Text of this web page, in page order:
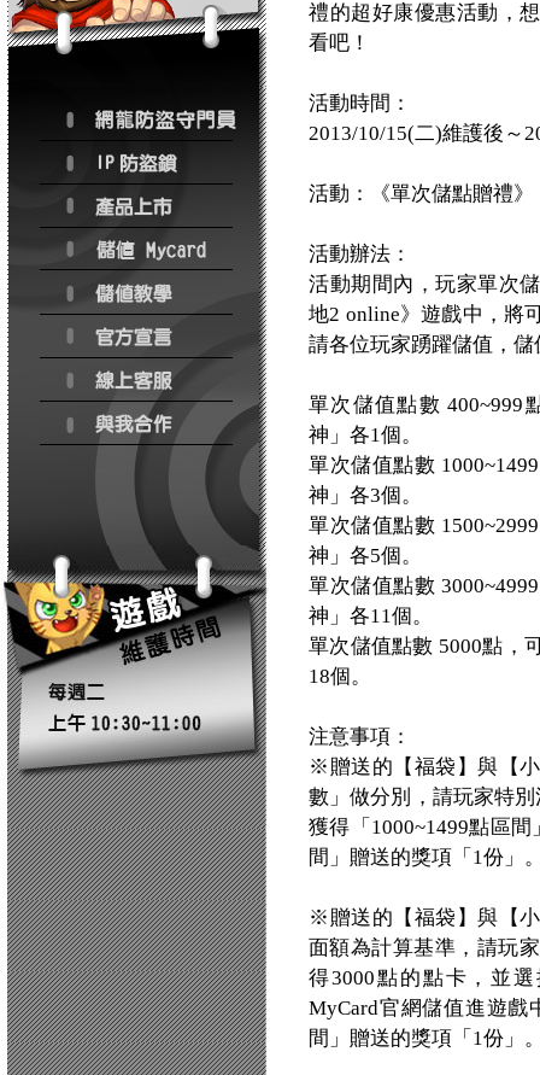
禮的超好康優惠活動，
看吧！
活動時間：
2013/10/15(二)維護後～
活動：《單次儲點贈禮》
活動辦法：
活動期間內，玩家單次
地2 online》遊戲中，將
請各位玩家踴躍儲值，
單次儲值點數 400~999
神」各1個。
單次儲值點數
神」各3個。
單次儲值點數
神」各5個。
單次儲值點數
神」各11個。
單次儲值點數 5000點，
18個。
注意事項：
※贈送的【福袋】與【
數」做分別，請玩家特
獲得「1000~1499點區
間」贈送的獎項「1份」
※贈送的【福袋】與【
面額為計算基準，請玩
得3000點的點卡，並
MyCard官網儲值進遊戲
間」贈送的獎項「1份」